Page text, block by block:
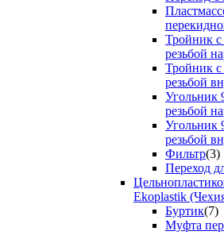
Тройник с
резьбой
Тройник с
резьбой
Угольник
резьбой
Угольник
резьбой
Фильтр(3)
Переход
Ekoplastik
Буртик(7)
Муфта